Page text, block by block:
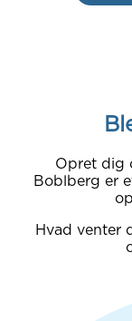
Opret dig
Boblberg er
Hvad venter